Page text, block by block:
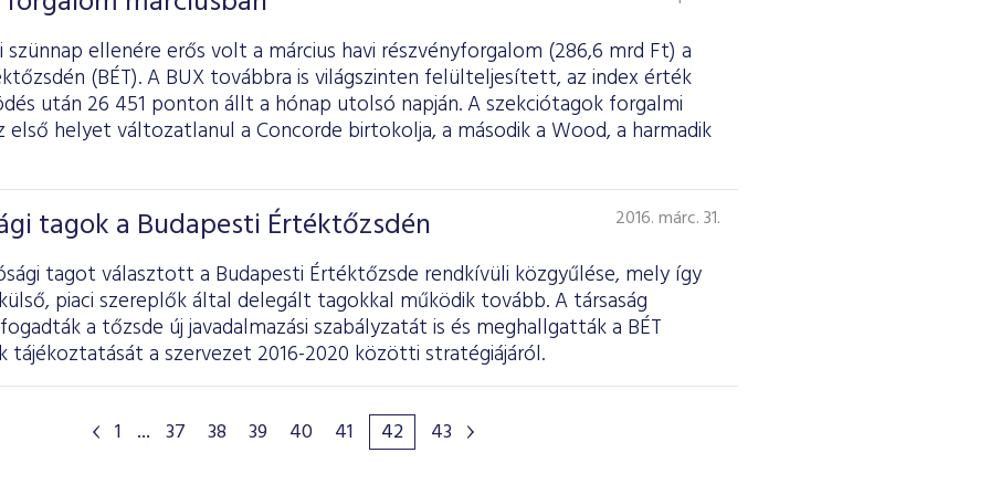
ellenére erős volt a március havi részvényforgalom (286,6 mrd Ft) a
(BÉT). A BUX továbbra is világszinten felülteljesített, az index érték
után 26 451 ponton állt a hónap utolsó napján. A szekciótagok forgalmi
első helyet változatlanul a Concorde birtokolja, a második a Wood, a harmadik
tagok a Budapesti Értéktőzsdén 2016. márc. 31.
tagot választott a Budapesti Értéktőzsde rendkívüli közgyűlése, mely így
piaci szereplők által delegált tagokkal működik tovább. A társaság
a tőzsde új javadalmazási szabályzatát is és meghallgatták a BÉT
tájékoztatását a szervezet 2016-2020 közötti stratégiájáról.
1 ... 37 38 39 40 41 42 43